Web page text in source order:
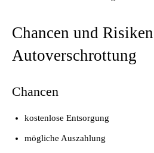
Chancen und
Autoverschrottung
Chancen
kostenlose Entsorgung
mögliche Auszahlung